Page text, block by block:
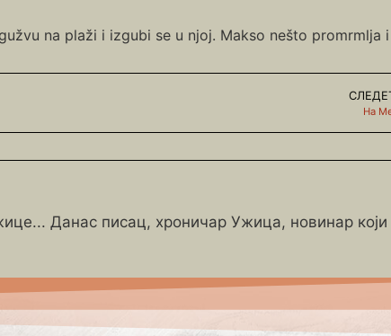
na plaži i izgubi se u njoj. Makso nešto promrmlja
На
Данас писац, хроничар Ужица, новинар